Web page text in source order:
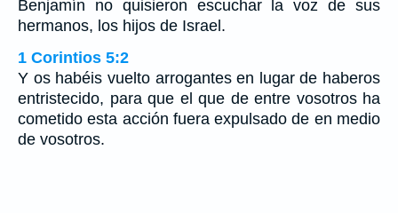
Benjamín no quisieron escuchar la voz de sus
hermanos, los hijos de Israel.
1 Corintios 5:2
Y os habéis vuelto arrogantes en lugar de haberos
entristecido, para que el que de entre vosotros ha
cometido esta acción fuera expulsado de en medio
de vosotros.